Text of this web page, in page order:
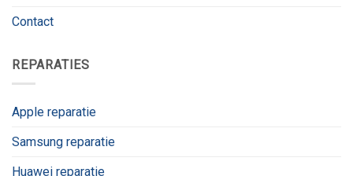
Contact
REPARATIES
Apple reparatie
Samsung reparatie
Huawei reparatie